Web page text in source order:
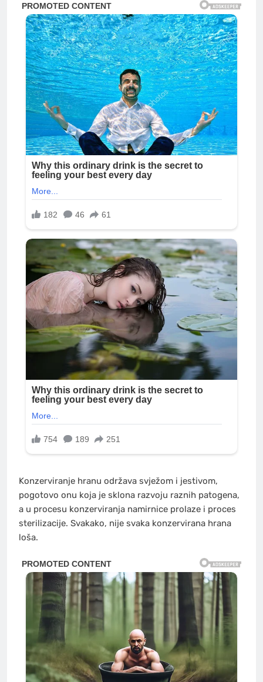
Konzerviranje hranu održava svježom i jestivom,
pogotovo onu koja je sklona razvoju raznih patogena,
a u procesu konzerviranja namirnice prolaze i proces
sterilizacije. Svakako, nije svaka konzervirana hrana
loša.